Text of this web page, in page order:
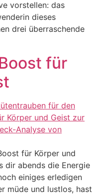
vorstellen: das
dieses
drei überraschende
für
für Körper und
dir abends die Energie
einiges erledigen
müde und lustlos, hast